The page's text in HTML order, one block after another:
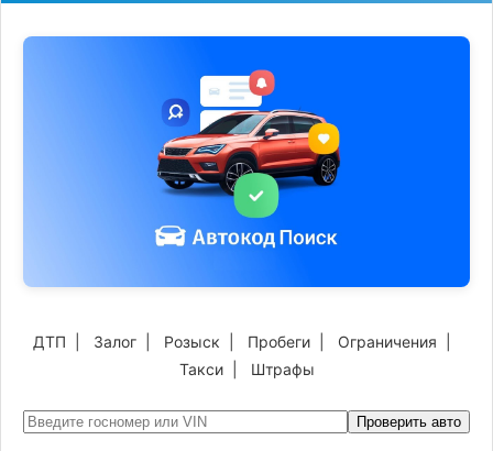
ДТП Залог Розыск Пробеги Ограничения
Такси| Штрафы
Проверить авто